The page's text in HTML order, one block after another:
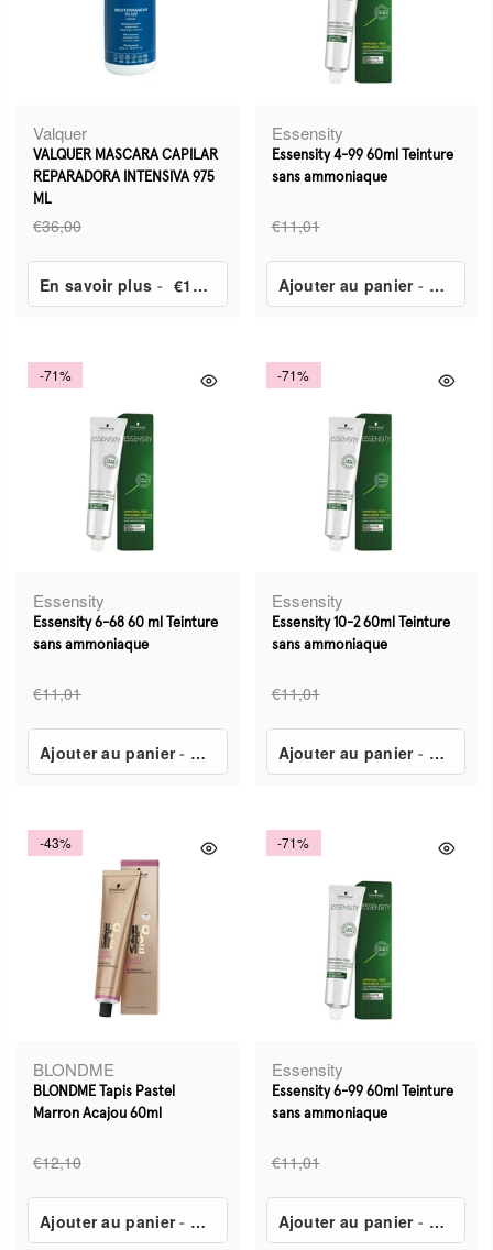
Valquer
VALQUER MASCARA CAPILAR
REPARADORA INTENSIVA 975
ML
€36,00
En savoir plus - €17,90
Essensity
Essensity 4-99 60ml Teinture
sans ammoniaque
€11,01
Ajouter au panier- €3,24
-71%
Essensity
Essensity 6-68 60 ml Teinture
sans ammoniaque
€11,01
Ajouter au panier- €3,24
-71%
Essensity
Essensity 10-2 60ml Teinture
sans ammoniaque
€11,01
Ajouter au panier- €3,24
-43%
BLONDME
BLONDME Tapis Pastel
Marron Acajou 60ml
€12,10
Ajouter au panier- €6,90
-71%
Essensity
Essensity 6-99 60ml Teinture
sans ammoniaque
€11,01
Ajouter au panier- €3,24